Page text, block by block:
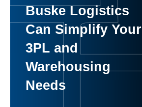
Buske Logistics
Can Simplify Your
3PL and
Warehousing
Needs